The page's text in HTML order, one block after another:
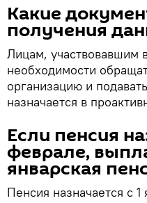
Какие
получения
Лицам, участвовавшим
необходимости
организацию и
назначается в
Если пенсия
феврале,
январская
Пенсия назначается с